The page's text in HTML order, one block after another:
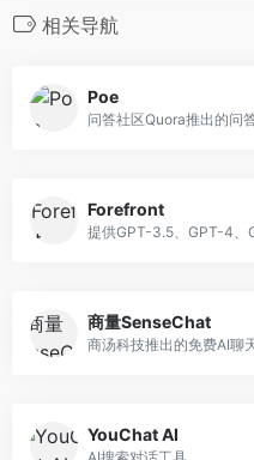
相关导航
Poe
问答社区Quora推出的问
Forefront
提供GPT-3.5、GPT-4、
商量SenseChat
商汤科技推出的免费AI聊
YouChat AI